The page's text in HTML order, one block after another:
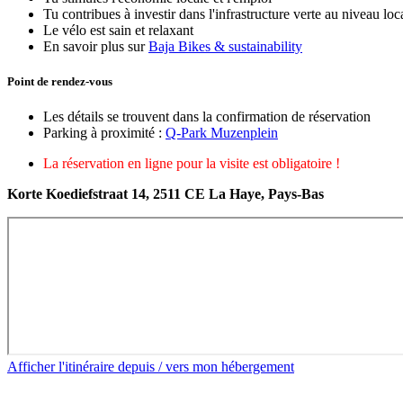
Tu contribues à investir dans l'infrastructure verte au niveau
Le vélo est sain et relaxant
En savoir plus surBaja Bikes & sustainability
Point de rendez-vous
Les détails se trouvent dans la confirmation de réservation
Parking à proximité : Q-Park Muzenplein
La réservation en ligne pour la visite est obligatoire !
Korte Koediefstraat 14, 2511 CE La Haye, Pays-Bas
Afficher l'itinéraire depuis / vers mon hébergement